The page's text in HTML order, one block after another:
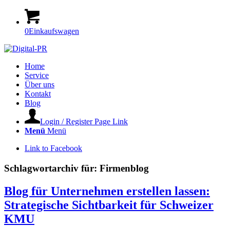
0Einkaufswagen
Home
Service
Über uns
Kontakt
Blog
Login / Register Page Link
Menü Menü
Link to Facebook
Schlagwortarchiv für: Firmenblog
Blog für Unternehmen erstellen lassen:
Strategische Sichtbarkeit für Schweizer
KMU